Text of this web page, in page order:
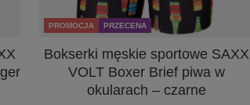
PROMOCJA PRZECENA
Bokserki męskie sportowe SAXX
VOLT Boxer Brief piwa w
okularach – czarne